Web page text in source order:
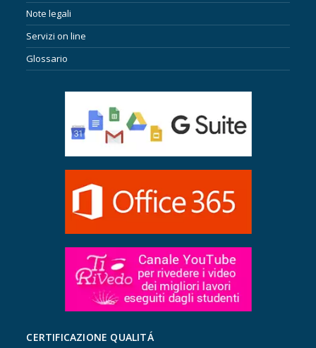
Note legali
Servizi on line
Glossario
CERTIFICAZIONE QUALITÁ